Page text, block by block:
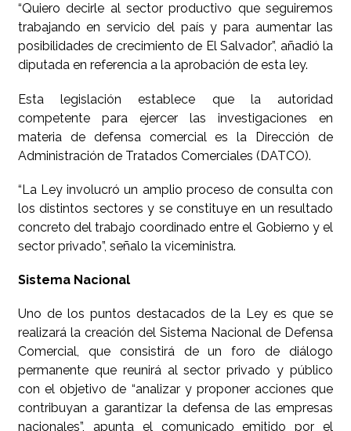
“Quiero decirle al sector productivo que seguiremos
trabajando en servicio del país y para aumentar las
posibilidades de crecimiento de El Salvador”, añadió la
diputada en referencia a la aprobación de esta ley.
Esta legislación establece que la autoridad
competente para ejercer las investigaciones en
materia de defensa comercial es la Dirección de
Administración de Tratados Comerciales (DATCO).
“La Ley involucró un amplio proceso de consulta con
los distintos sectores y se constituye en un resultado
concreto del trabajo coordinado entre el Gobierno y el
sector privado”, señalo la viceministra.
Sistema Nacional
Uno de los puntos destacados de la Ley es que se
realizará la creación del Sistema Nacional de Defensa
Comercial, que consistirá de un foro de diálogo
permanente que reunirá al sector privado y público
con el objetivo de “analizar y proponer acciones que
contribuyan a garantizar la defensa de las empresas
nacionales”, apunta el comunicado emitido por el